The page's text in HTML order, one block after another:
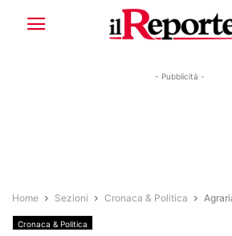
- Pubblicità -
Home Sezioni Cronaca & Politica
Cronaca & Politica